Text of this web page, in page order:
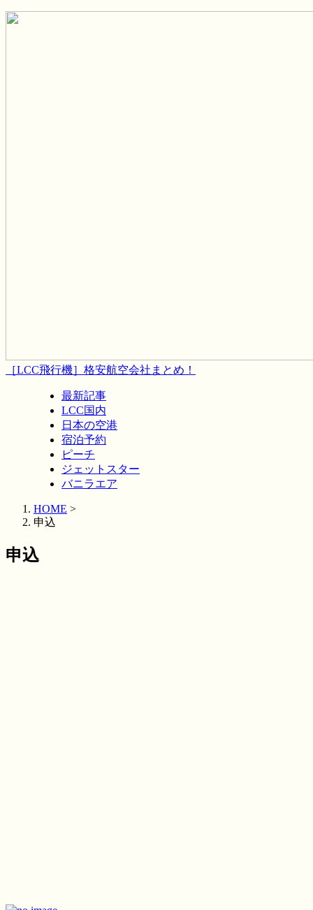
［LCC飛行機］格安航空会社まとめ！
最新記事
LCC国内
日本の空港
宿泊予約
ピーチ
ジェットスター
バニラエア
HOME >
申込
申込